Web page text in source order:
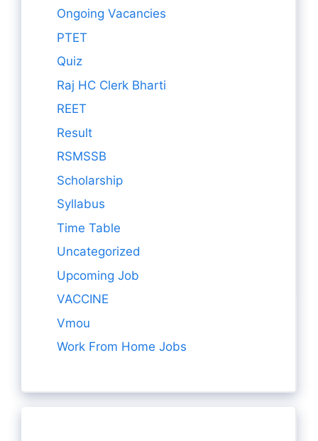
Ongoing Vacancies
PTET
Quiz
Raj HC Clerk Bharti
REET
Result
RSMSSB
Scholarship
Syllabus
Time Table
Uncategorized
Upcoming Job
VACCINE
Vmou
Work From Home Jobs